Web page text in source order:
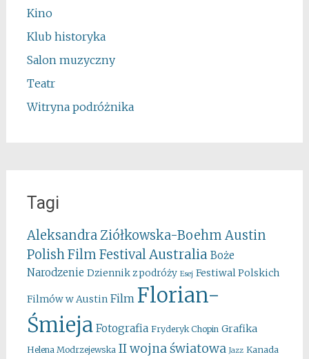
Kino
Klub historyka
Salon muzyczny
Teatr
Witryna podróżnika
Tagi
Aleksandra Ziółkowska-Boehm Austin
Polish Film FestivalAustralia Boże
Narodzenie Dziennik z podróży Esej Festiwal Polskich
Filmów w Austin Film Florian-
Śmieja Fotografia Fryderyk Chopin Grafika
Helena Modrzejewska II wojna światowa Jazz Kanada